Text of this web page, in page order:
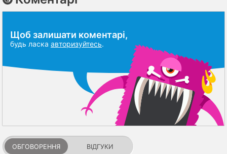
Щоб залишати коментарі,
будь ласка авторизуйтесь.
ОБГОВОРЕННЯ ВІДГУКИ